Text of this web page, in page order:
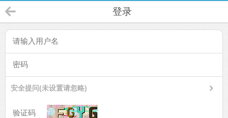
登录
安全提问(未设置请忽略)